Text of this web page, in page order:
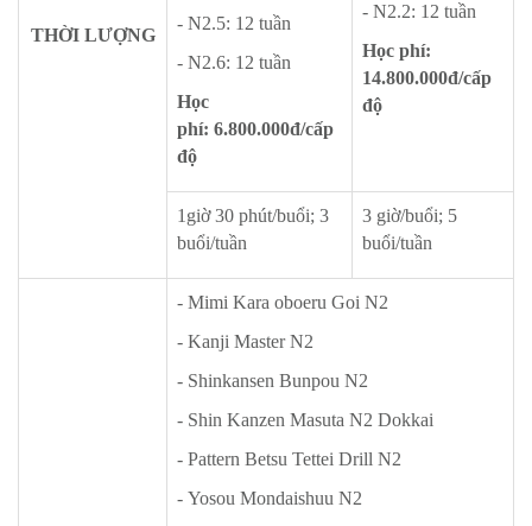
THỜI LƯỢNG
- N2.5: 12 tuần
- N2.6: 12 tuần
Học
phí: 6.800.000đ/cấp
độ
- N2.2: 12 tuần
Học phí:
14.800.000đ/cấp
độ
1giờ 30 phút/buổi; 3
buổi/tuần
3 giờ/buổi; 5
buổi/tuần
- Mimi Kara oboeru Goi N2
- Kanji Master N2
- Shinkansen Bunpou N2
- Shin Kanzen Masuta N2 Dokkai
- Pattern Betsu Tettei Drill N2
- Yosou Mondaishuu N2